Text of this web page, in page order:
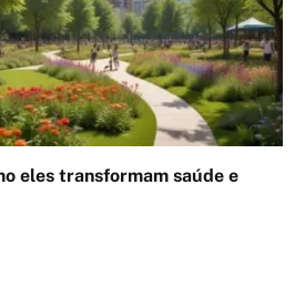
eles transformam saúde e